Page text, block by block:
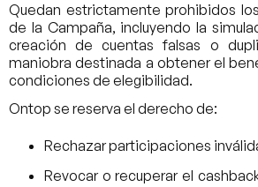
Quedan estrictamente prohibidos
de la Campaña, incluyendo la
creación de cuentas falsas o
maniobra destinada a obtener el
condiciones de elegibilidad.
Ontop se reserva el derecho de:
Rechazar participaciones
Revocar o recuperar el